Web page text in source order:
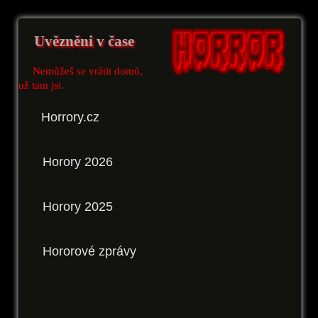
Uvězněni v čase
Nemůžeš se vrátit domů,
už tam jsi.
Horrory.cz
Horory 2026
Horory 2025
Hororové zprávy